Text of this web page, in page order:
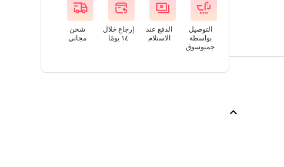
التوصيل
بواسطة
جمبوسوق
الدفع عند
الاستلام
إرجاع خلال
١٤ يومًا
شحن
مجاني